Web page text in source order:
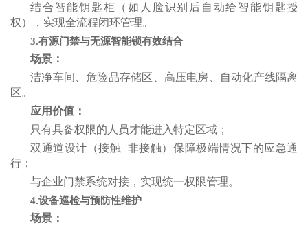
结合智能钥匙柜（如人脸识别后自动给智能钥匙授
权），实现全流程闭环管理。
3.有源门禁与无源智能锁有效结合
场景：
洁净车间、危险品存储区、高压电房、自动化产线隔离
区。
应用价值：
只有具备权限的人员才能进入特定区域；
双通道设计（接触+非接触）保障极端情况下的应急通
行；
与企业门禁系统对接，实现统一权限管理。
4.设备巡检与预防性维护
场景：